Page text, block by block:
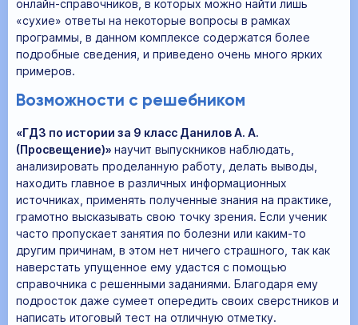
онлайн-справочников, в которых можно найти лишь
«сухие» ответы на некоторые вопросы в рамках
программы, в данном комплексе содержатся более
подробные сведения, и приведено очень много ярких
примеров.
Возможности с решебником
«ГДЗ по истории за 9 класс Данилов А. А.
(Просвещение)» научит выпускников наблюдать,
анализировать проделанную работу, делать выводы,
находить главное в различных информационных
источниках, применять полученные знания на практике,
грамотно высказывать свою точку зрения. Если ученик
часто пропускает занятия по болезни или каким-то
другим причинам, в этом нет ничего страшного, так как
наверстать упущенное ему удастся с помощью
справочника с решенными заданиями. Благодаря ему
подросток даже сумеет опередить своих сверстников и
написать итоговый тест на отличную отметку.